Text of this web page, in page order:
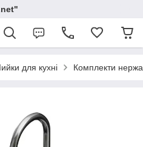
для кухні Комплекти